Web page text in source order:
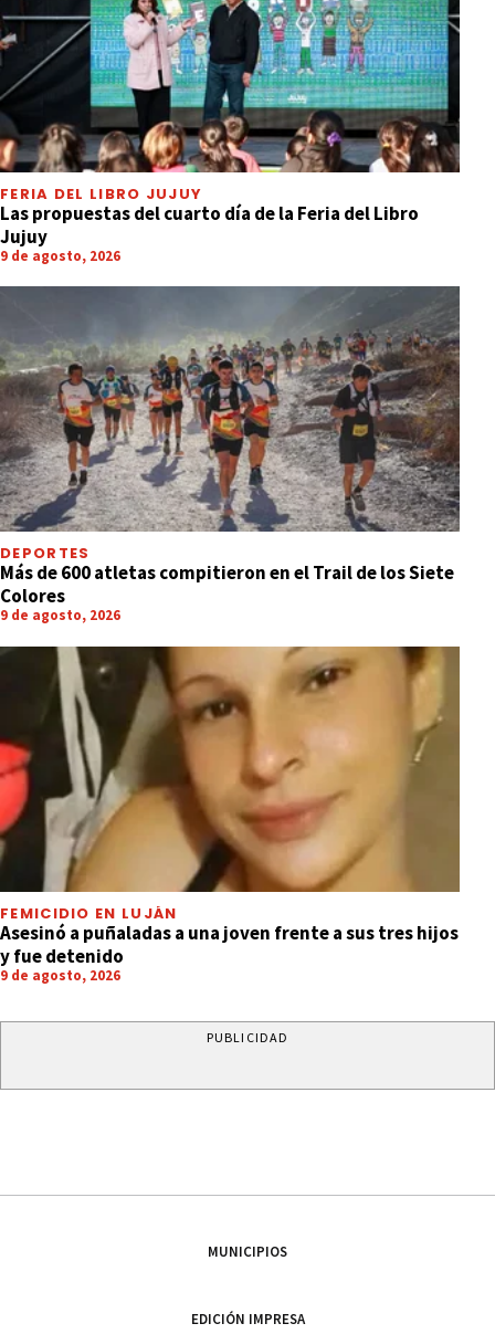
FERIA DEL LIBRO JUJUY
Las propuestas del cuarto día de la Feria del Libro
Jujuy
9 de agosto, 2026
DEPORTES
Más de 600 atletas compitieron en el Trail de los Siete
Colores
9 de agosto, 2026
FEMICIDIO EN LUJÁN
Asesinó a puñaladas a una joven frente a sus tres hijos
y fue detenido
9 de agosto, 2026
PUBLICIDAD
MUNICIPIOS
EDICIÓN IMPRESA